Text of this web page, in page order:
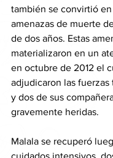
también se convirtió
amenazas de muerte
de dos años. Estas
materializaron en un
en octubre de 2012 el
adjudicaron las fuerzas
y dos de sus
gravemente heridas.
Malala se recuperó
cuidados intensivos,